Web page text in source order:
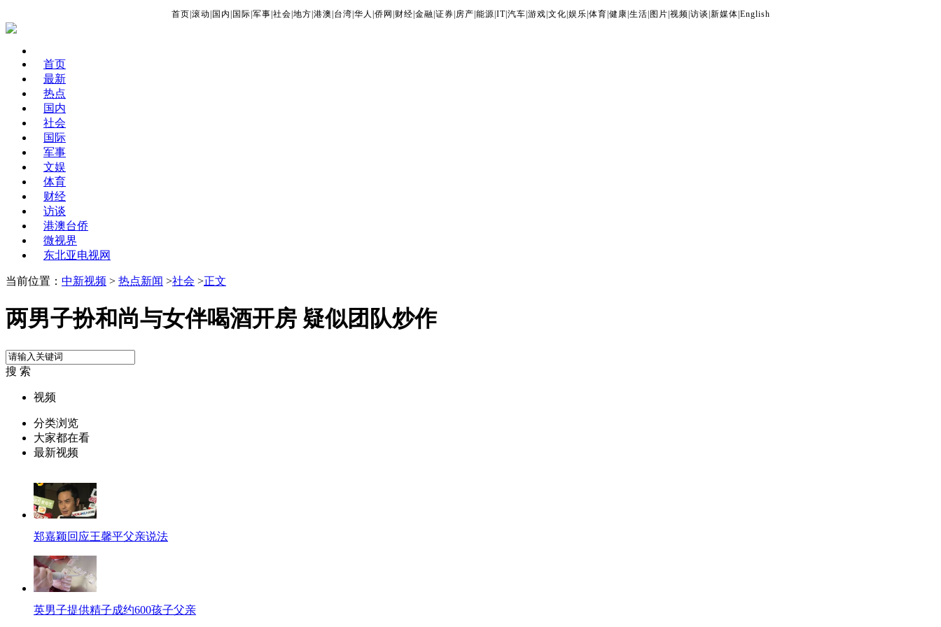
首页 滚动 国内 国际 军事 社会 地方 港澳 台湾 华人 侨网 财经 金融 证券 房产 能源 IT| 汽车 游戏 文化 娱乐 体育 健康 生活 图片 视频 访谈 新媒体 English
首页
最新
热点
国内
社会
国际
军事
文娱
体育
财经
访谈
港澳台侨
微视界
东北亚电视网
当前位置： 中新视频 > 热点新闻 >社会 >正文
两男子扮和尚与女伴喝酒开房 疑似团队炒作
搜 索
视频
分类浏览
大家都在看
最新视频
郑嘉颖回应王馨平父亲说法
英男子提供精子成约600孩子父亲